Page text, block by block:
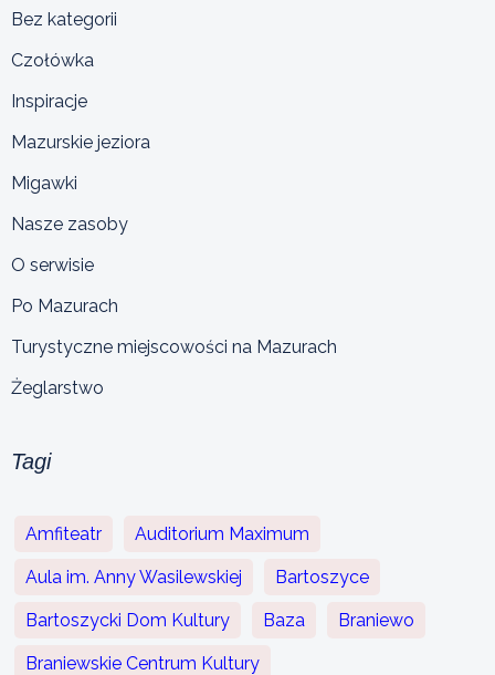
Bez kategorii
Czołówka
Inspiracje
Mazurskie jeziora
Migawki
Nasze zasoby
O serwisie
Po Mazurach
Turystyczne miejscowości na Mazurach
Żeglarstwo
Tagi
Amfiteatr Auditorium Maximum
Aula im. Anny Wasilewskiej Bartoszyce
Bartoszycki Dom Kultury Baza Braniewo
Braniewskie Centrum Kultury